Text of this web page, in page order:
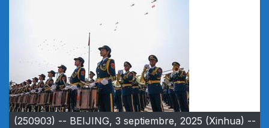
(250903) -- BEIJING, 3 septiembre, 2025 (Xinhua) --